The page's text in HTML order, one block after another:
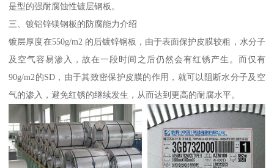
是型的强耐腐蚀性镀层钢板。
三、镀铝锌镁钢板的防腐能力介绍
镀层厚度在550g/m2 的后镀锌钢板，由于表面保护皮膜较粗，水分子
及空气容易渗入，故在一段时间之后仍然会有红锈产生。而仅有
90g/m2的SD，由于其致密保护皮膜的作用，就可以阻断水分子及空
气的渗入，避免红锈的继续发生，从而达到更高的耐腐水平。